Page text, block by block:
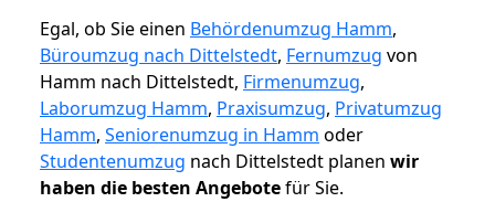
Egal, ob Sie einen Behördenumzug Hamm,
Büroumzug nach Dittelstedt, Fernumzug von
Hamm nach Dittelstedt, Firmenumzug,
Laborumzug Hamm, Praxisumzug, Privatumzug
Hamm, Seniorenumzug in Hamm oder
Studentenumzug nach Dittelstedt planen wir
haben die besten Angebotefür Sie.